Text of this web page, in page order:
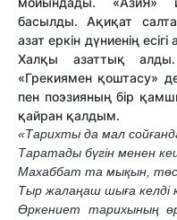
басылды. Ақиқат
азат еркін дүниенің
Халқы азаттық
«Грекиямен қоштасу»
пен поэзияның бір
қайран қалдым.
«Тарихты да мал
Таратады бүгін менен
Махаббат та мықын,
Тыр жалаңаш шыға келді
Өркениет тарихының